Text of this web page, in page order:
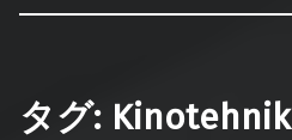
タグ: Kinotehnik